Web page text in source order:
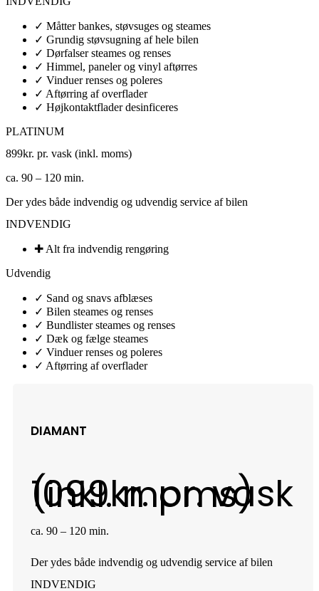
✓ Måtter bankes, støvsuges og steames
✓ Grundig støvsugning af hele bilen
✓ Dørfalser steames og renses
✓ Himmel, paneler og vinyl aftørres
✓ Vinduer renses og poleres
✓ Aftørring af overflader
✓ Højkontaktflader desinficeres
PLATINUM
899kr. pr. vask (inkl. moms)
ca. 90 – 120 min.
Der ydes både indvendig og udvendig service af bilen
INDVENDIG
✚ Alt fra indvendig rengøring​
Udvendig
✓ Sand og snavs afblæses
✓ Bilen steames og renses
✓ Bundlister steames og renses
✓ Dæk og fælge steames
✓ Vinduer renses og poleres​
✓ Aftørring af overflader
DIAMANT
1099
kr. pr. vask (inkl. moms)
ca. 90 – 120 min.
Der ydes både indvendig og udvendig service af bilen
INDVENDIG